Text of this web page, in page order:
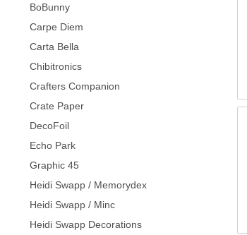
BoBunny
Carpe Diem
Carta Bella
Chibitronics
Crafters Companion
Crate Paper
DecoFoil
Echo Park
Graphic 45
Heidi Swapp / Memorydex
Heidi Swapp / Minc
Heidi Swapp Decorations